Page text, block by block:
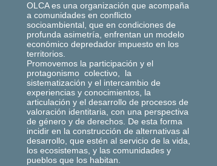
OLCA es una organización que acompaña
a comunidades en conflicto
socioambiental, que en condiciones de
profunda asimetría, enfrentan un modelo
económico depredador impuesto en los
territorios.
Promovemos la participación y el
protagonismo colectivo, la
sistematización y el intercambio de
experiencias y conocimientos, la
articulación y el desarrollo de procesos de
valoración identitaria, con una perspectiva
de género y de derechos. De esta forma
incidir en la construcción de alternativas al
desarrollo, que estén al servicio de la vida,
los ecosistemas, y las comunidades y
pueblos que los habitan.